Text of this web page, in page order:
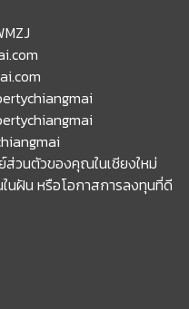
ส่วนตัวของคุณในเชียงใหม่
นฝัน หรือโอกาสการลงทุนที่ดี